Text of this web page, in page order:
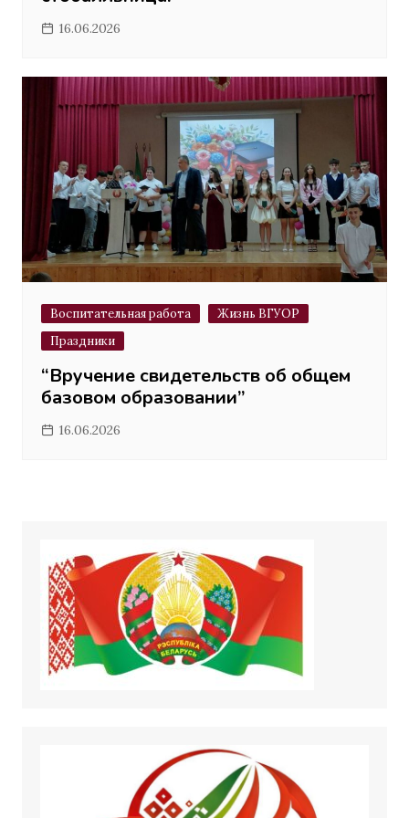
16.06.2026
Воспитательная работа
Жизнь ВГУОР
Праздники
“Вручение свидетельств об общем
базовом образовании”
16.06.2026